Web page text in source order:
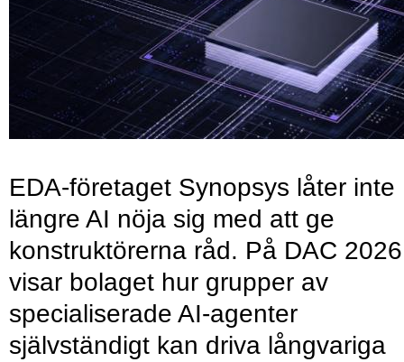
EDA-företaget Synopsys låter inte
längre AI nöja sig med att ge
konstruktörerna råd. På DAC 2026
visar bolaget hur grupper av
specialiserade AI-agenter
självständigt kan driva långvariga